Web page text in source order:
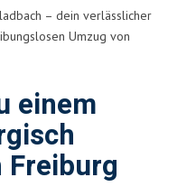
– dein verlässlicher
Umzug von
einem
Freiburg